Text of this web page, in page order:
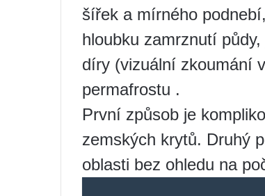
šířek a mírného
hloubku zamrznutí
díry (vizuální zkoumání
permafrostu .
První způsob je
zemských krytů. Druhý
oblasti bez ohledu na